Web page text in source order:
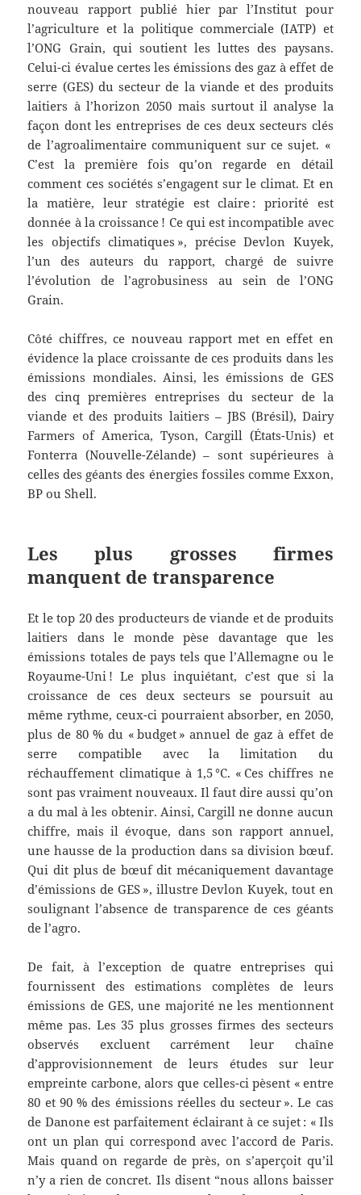
nouveau rapport publié hier par l’Institut pour
l’agriculture et la politique commerciale (IATP) et
l’ONG Grain, qui soutient les luttes des paysans.
Celui-ci évalue certes les émissions des gaz à effet de
serre (GES) du secteur de la viande et des produits
laitiers à l’horizon 2050 mais surtout il analyse la
façon dont les entreprises de ces deux secteurs clés
de l’agroalimentaire communiquent sur ce sujet. «
C’est la première fois qu’on regarde en détail
comment ces sociétés s’engagent sur le climat. Et en
la matière, leur stratégie est claire : priorité est
donnée à la croissance ! Ce qui est incompatible avec
les objectifs climatiques », précise Devlon Kuyek,
l’un des auteurs du rapport, chargé de suivre
l’évolution de l’agrobusiness au sein de l’ONG
Grain.
Côté chiffres, ce nouveau rapport met en effet en
évidence la place croissante de ces produits dans les
émissions mondiales. Ainsi, les émissions de GES
des cinq premières entreprises du secteur de la
viande et des produits laitiers – JBS (Brésil), Dairy
Farmers of America, Tyson, Cargill (États-Unis) et
Fonterra (Nouvelle-Zélande) – sont supérieures à
celles des géants des énergies fossiles comme Exxon,
BP ou Shell.
Les plus grosses firmes
manquent de transparence
Et le top 20 des producteurs de viande et de produits
laitiers dans le monde pèse davantage que les
émissions totales de pays tels que l’Allemagne ou le
Royaume-Uni ! Le plus inquiétant, c’est que si la
croissance de ces deux secteurs se poursuit au
même rythme, ceux-ci pourraient absorber, en 2050,
plus de 80 % du « budget » annuel de gaz à effet de
serre compatible avec la limitation du
réchauffement climatique à 1,5 °C. « Ces chiffres ne
sont pas vraiment nouveaux. Il faut dire aussi qu’on
a du mal à les obtenir. Ainsi, Cargill ne donne aucun
chiffre, mais il évoque, dans son rapport annuel,
une hausse de la production dans sa division bœuf.
Qui dit plus de bœuf dit mécaniquement davantage
d’émissions de GES », illustre Devlon Kuyek, tout en
soulignant l’absence de transparence de ces géants
de l’agro.
De fait, à l’exception de quatre entreprises qui
fournissent des estimations complètes de leurs
émissions de GES, une majorité ne les mentionnent
même pas. Les 35 plus grosses firmes des secteurs
observés excluent carrément leur chaîne
d’approvisionnement de leurs études sur leur
empreinte carbone, alors que celles-ci pèsent « entre
80 et 90 % des émissions réelles du secteur ». Le cas
de Danone est parfaitement éclairant à ce sujet : « Ils
ont un plan qui correspond avec l’accord de Paris.
Mais quand on regarde de près, on s’aperçoit qu’il
n’y a rien de concret. Ils disent “nous allons baisser